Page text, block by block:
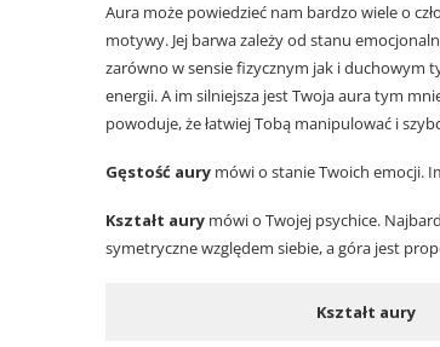
Aura może powiedzieć nam bardzo wiele o
motywy. Jej barwa zależy od stanu
zarówno w sensie fizycznym jak i duchowym
energii. A im silniejsza jest Twoja aura tym
powoduje, że łatwiej Tobą manipulować i
Gęstość aury mówi o stanie Twoich emocji.
Kształt aury mówi o Twojej psychice.
symetryczne względem siebie, a góra jest
Kształt aury